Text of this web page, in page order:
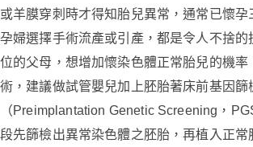
或羊膜穿刺時才得知胎兒異常 ，通常已懷孕
孕婦選擇手術流產或引產 ，都是令人不捨的
位的父母，想增加懷染色體正常胎兒的機率
術 ，建議做試管嬰兒加上胚胎著床前基因篩
（Preimplantation Genetic Screening ，
段先篩檢出異常染色體之胚胎，再植入正常